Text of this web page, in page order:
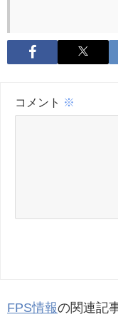
コメント ※
FPS情報の関連記